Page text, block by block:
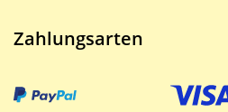
Zahlungsarten